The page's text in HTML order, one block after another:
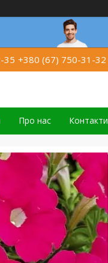
35 +380 (67) 750-31-32
Про нас Контакти